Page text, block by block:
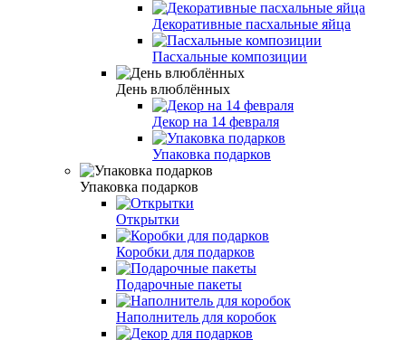
Декоративные пасхальные яйца
Пасхальные композиции
День влюблённых
Декор на 14 февраля
Упаковка подарков
Упаковка подарков
Открытки
Коробки для подарков
Подарочные пакеты
Наполнитель для коробок